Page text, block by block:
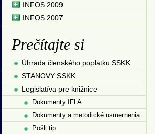
INFOS 2009
INFOS 2007
Prečítajte si
Úhrada členského poplatku SSKK
STANOVY SSKK
Legislatíva pre knižnice
Dokumenty IFLA
Dokumenty a metodické usmernenia
Pošli tip